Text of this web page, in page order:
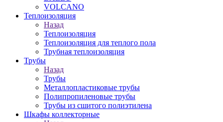
VOLCANO
Теплоизоляция
Назад
Теплоизоляция
Теплоизоляция для теплого пола
Трубная теплоизоляция
Трубы
Назад
Трубы
Металлопластиковые трубы
Полипропиленовые трубы
Трубы из сшитого полиэтилена
Шкафы коллекторные